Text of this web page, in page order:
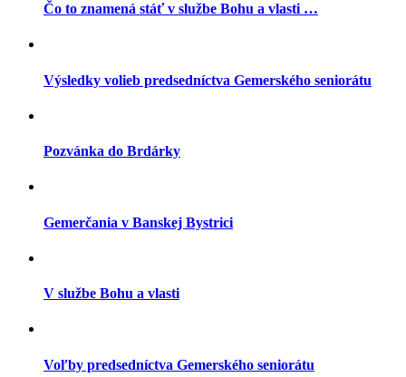
Čo to znamená stáť v službe Bohu a vlasti …
Výsledky volieb predsedníctva Gemerského seniorátu
Pozvánka do Brdárky
Gemerčania v Banskej Bystrici
V službe Bohu a vlasti
Voľby predsedníctva Gemerského seniorátu